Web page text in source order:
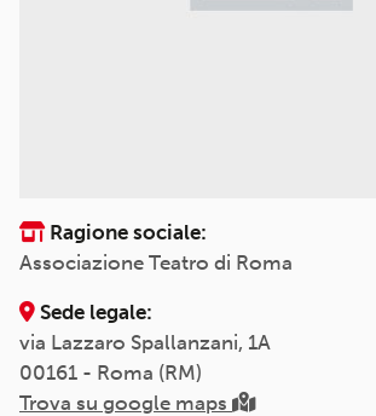
Ragione sociale:
Associazione Teatro di Roma
Sede legale:
via Lazzaro Spallanzani, 1A
00161 - Roma (RM)
Trova su google maps